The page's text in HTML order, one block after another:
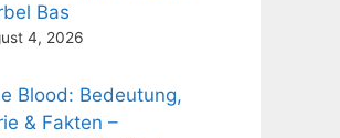
Bas
4, 2026
Blood: Bedeutung,
& Fakten –